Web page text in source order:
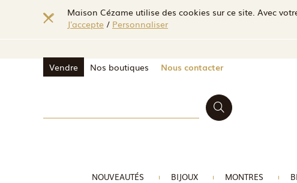
Maison Cézame utilise des cookies sur ce site. Avec
J'accepte / Personnaliser
Vendre Nos boutiques Nous contacter
NOUVEAUTÉS BIJOUX MONTRES